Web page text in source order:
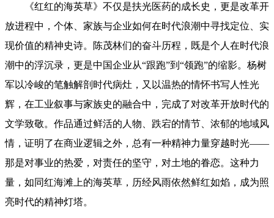
《红红的海英草》不仅是扶光医药的成长史，更是改革开
放进程中，个体、家族与企业如何在时代浪潮中寻找定位、实
现价值的精神史诗。陈茂林们的奋斗历程，既是个人在时代浪
潮中的浮沉录，更是中国企业从“跟跑”到“领跑”的缩影。杨树
军以冷峻的笔触解剖时代病灶，又以温热的情怀书写人性光
辉，在工业叙事与家族史的融合中，完成了对改革开放时代的
文学致敬。作品通过鲜活的人物、跌宕的情节、浓郁的地域风
情，证明了在商业逻辑之外，总有一种精神力量穿越时光——
那是对事业的热爱，对责任的坚守，对土地的眷恋。这种力
量，如同红海滩上的海英草，历经风雨依然鲜红如焰，成为照
亮时代的精神灯塔。